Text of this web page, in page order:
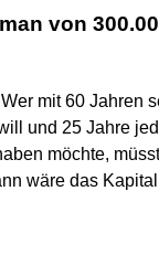
von
mit 60 Jahren
und 25 Jahre
möchte,
wäre das